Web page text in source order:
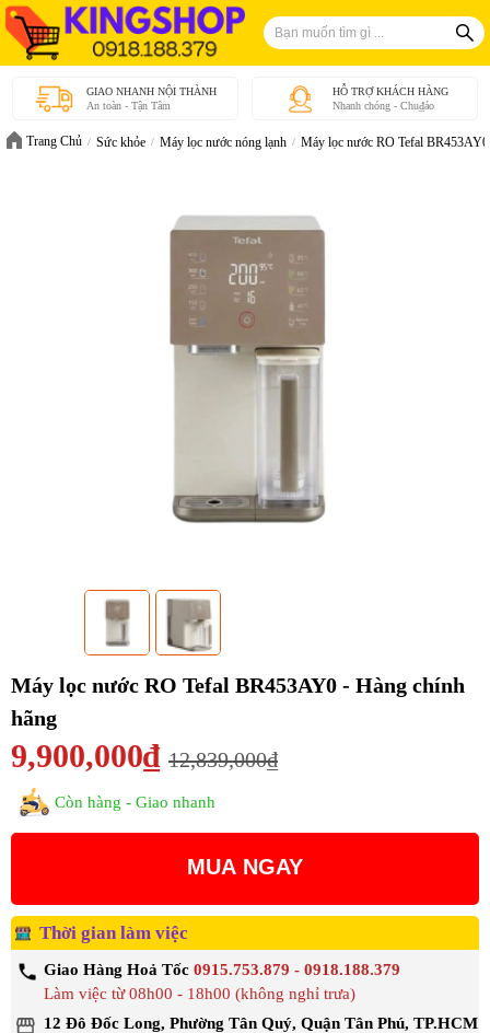
GIAO NHANH NỘI THÀNH
An toàn - Tận Tâm
HỖ TRỢ KHÁCH HÀNG
Nhanh chóng - Chu₫áo
Trang Chủ Sức khỏe Máy lọc nước nóng lạnh Máy lọc nước RO Tefal
Máy lọc nước RO Tefal BR453AY0 - Hàng chính
hãng
9,900,000₫ 12,839,000₫
Còn hàng - Giao nhanh
MUA NGAY
Thời gian làm việc
Giao Hàng Hoả Tốc 0915.753.879 - 0918.188.379
Làm việc từ 08h00 - 18h00 (không nghỉ trưa)
12 Đô Đốc Long, Phường Tân Quý, Quận Tân Phú, TP.HCM